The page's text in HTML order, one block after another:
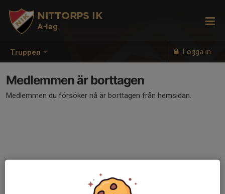
Truppen Logga in
NITTORPS IK
A-lag
Medlemmen är borttagen
Medlemmen du försöker nå är borttagen från hemsidan.